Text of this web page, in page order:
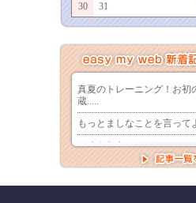
30
31